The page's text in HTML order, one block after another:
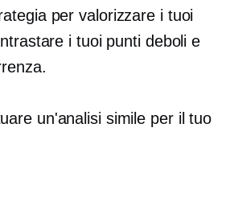
per valorizzare i tuoi
i tuoi punti deboli e
un'analisi simile per il tuo